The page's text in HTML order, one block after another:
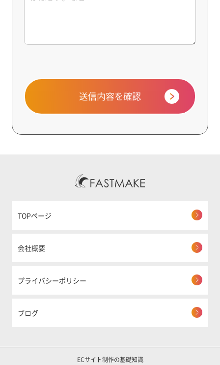
送信内容を確認
TOPページ
会社概要
プライバシーポリシー
ブログ
ECサイト制作の基礎知識